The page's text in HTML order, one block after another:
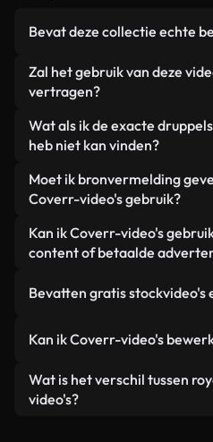
Bevat deze collectie echte
Beide. Dit is een hybride
uit echte, door mensen
video's. Elke video is
altijd weet wat je gebruikt.
Zal het gebruik van deze
vertragen?
Niet als u voor onze
kiest. Wij bieden
achtergrond. Zo blijft de
laadtijden geminimaliseerd
statistieken zoals LCP
Wat als ik de exacte
heb niet kan vinden?
Met Coverr AI Studio maak
Beschrijf de scène –
enkele seconden een
voldoet aan onze
Moet ik bronvermelding
Coverr-video's gebruik?
Naamsvermelding is niet
onze stockbibliotheek zijn
hoewel dit altijd op prijs
Kan ik Coverr-video's
content of betaalde
gebruikt in YouTube-
advertenties van klanten,
een losstaand product.
Bevatten gratis
zijn of door AI
Je krijgt schoon, direct
Kan ik Coverr-video's
Ja. Je mag onze video's
remixen. Zorg er wel voor
Wat is het verschil tussen
video's?